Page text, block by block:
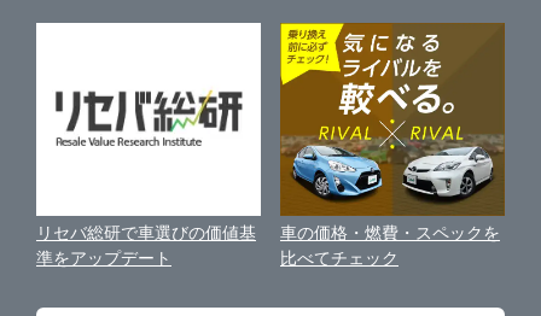
近くのお店で車を探す
保険代理店業務に関する基本方針
古物営業法に基づく表示
お客様の声
会社案内
リセバ総研で車選びの価値基
準をアップデート
車の価格・燃費・スペックを
比べてチェック